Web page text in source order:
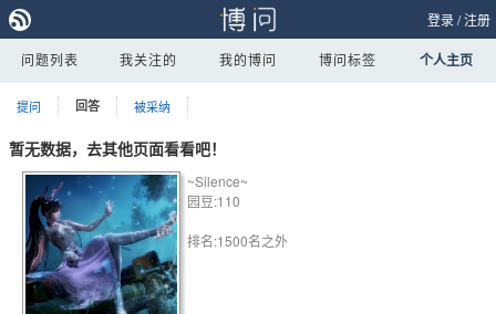
登录/注册
问题列表 我关注的 我的博问 博问标签 个人主页
提问 回答 被采纳
暂无数据，去其他页面看看吧！
~Silence~
园豆:110
排名:1500名之外